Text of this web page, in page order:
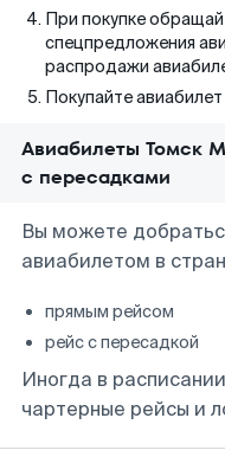
При покупке
спецпредложения
распродажи
Покупайте
Авиабилеты Томск
с пересадками
Вы можете
авиабилетом в
прямым рейсом
рейс с пересадкой
Иногда в
чартерные рейсы и